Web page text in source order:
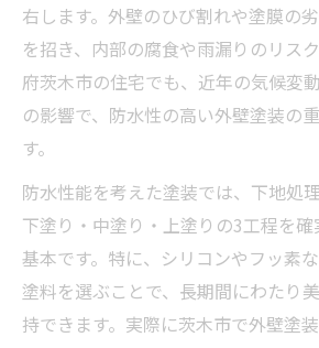
茨木市で賢く外壁塗装費用
外壁塗装の費用相場と適正
補助金活用で外壁塗装費
ポイント
外壁塗装を検討するなら補助
外壁塗装に使える補助金
茨木市の外壁塗装助成金活
れ
右します。外壁のひび割れや塗膜の
を招き、内部の腐食や雨漏りのリス
府茨木市の住宅でも、近年の気候変
の影響で、防水性の高い外壁塗装の
す。
防水性能を考えた塗装では、下地処
下塗り・中塗り・上塗りの3工程を
基本です。特に、シリコンやフッ素
塗料を選ぶことで、長期間にわたり
持できます。実際に茨木市で外壁塗